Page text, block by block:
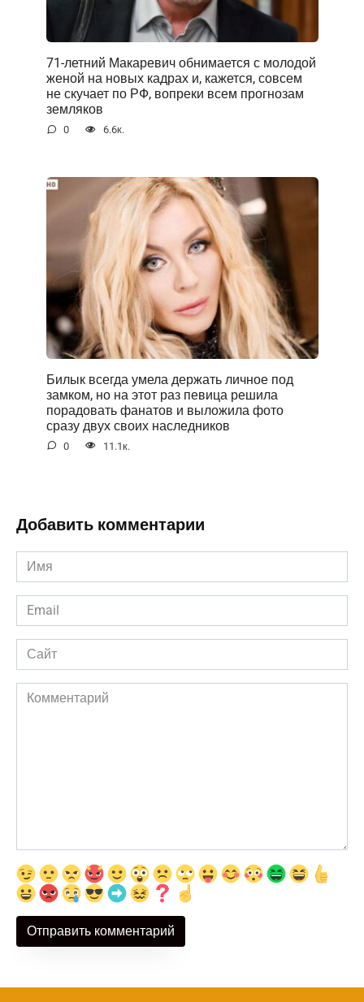
71-летний Макаревич обнимается с молодой
женой на новых кадрах и, кажется, совсем
не скучает по РФ, вопреки всем прогнозам
земляков
0 6.6к.
Билык всегда умела держать личное под
замком, но на этот раз певица решила
порадовать фанатов и выложила фото
сразу двух своих наследников
0 11.1к.
Добавить комментарии
Имя
*
Email
*
Сайт
Комментарий